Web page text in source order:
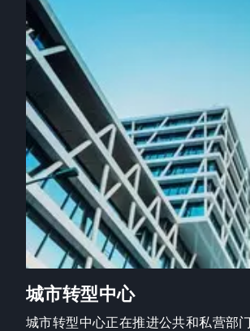
城市转型中心
城市转型中心正在推进公共和私营部